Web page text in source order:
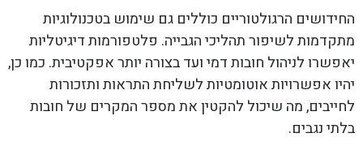
החידושים הרגולטוריים כוללים גם שימוש בטכנולוגיות
מתקדמות לשיפור תהליכי הגבייה. פלטפורמות דיגיטליות
יאפשרו לניהול חובות דמי ועד בצורה יותר אפקטיבית. כמו כן,
יהיו אפשרויות אוטומטיות לשליחת התראות ותזכורות
לחייבים, מה שיכול להקטין את מספר המקרים של חובות
בלתי נגבים.